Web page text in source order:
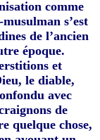
comme
s’est
de l’ancien
époque.
et
le diable,
avec
de
quelque chose,